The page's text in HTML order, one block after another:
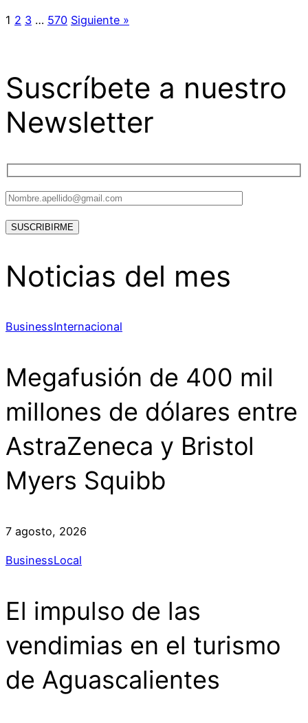
1 2 3 … 570 Siguiente »
Suscríbete a nuestro
Newsletter
Noticias del mes
BusinessInternacional
Megafusión de 400 mil
millones de dólares entre
AstraZeneca y Bristol
Myers Squibb
7 agosto, 2026
BusinessLocal
El impulso de las
vendimias en el turismo
de Aguascalientes